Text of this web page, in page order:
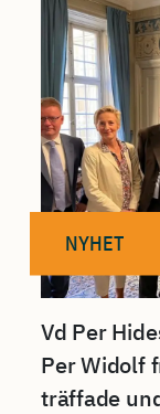
NYHET
Vd Per
Per Widolf
träffade